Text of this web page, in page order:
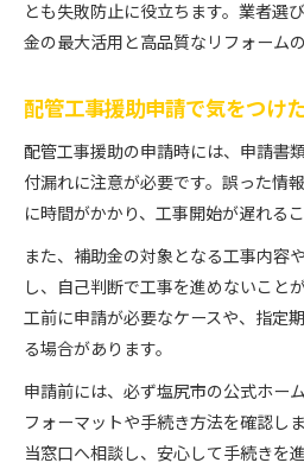
とも失敗防止に役立ちます。業者選
金の最大活用と高品質なリフォーム
配管工事援助申請で気をつけ
配管工事援助の申請時には、申請書
付漏れに注意が必要です。誤った情
に時間がかかり、工事開始が遅れる
また、補助金の対象となる工事内容
し、自己判断で工事を進めないこと
工前に申請が必要なケースや、指定
る場合があります。
申請前には、必ず塩尻市の公式ホー
フォーマットや手続き方法を確認し
当窓口へ相談し、安心して手続きを